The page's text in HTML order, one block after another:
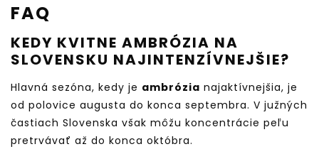
FAQ
KEDY KVITNE AMBRÓZIA NA
SLOVENSKU NAJINTENZÍVNEJŠIE?
Hlavná sezóna, kedy je ambrózia najaktívnejšia, je
od polovice augusta do konca septembra. V južných
častiach Slovenska však môžu koncentrácie peľu
pretrvávať až do konca októbra.